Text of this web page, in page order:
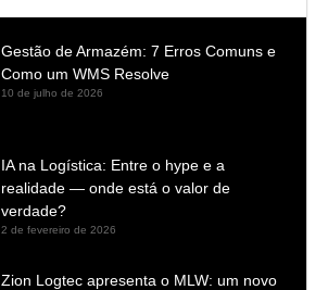
Gestão de Armazém: 7 Erros Comuns e
Como um WMS Resolve
10 de julho de 2026
IA na Logística: Entre o hype e a
realidade — onde está o valor de
verdade?
2 de fevereiro de 2026
Zion Logtec apresenta o MLW: um novo